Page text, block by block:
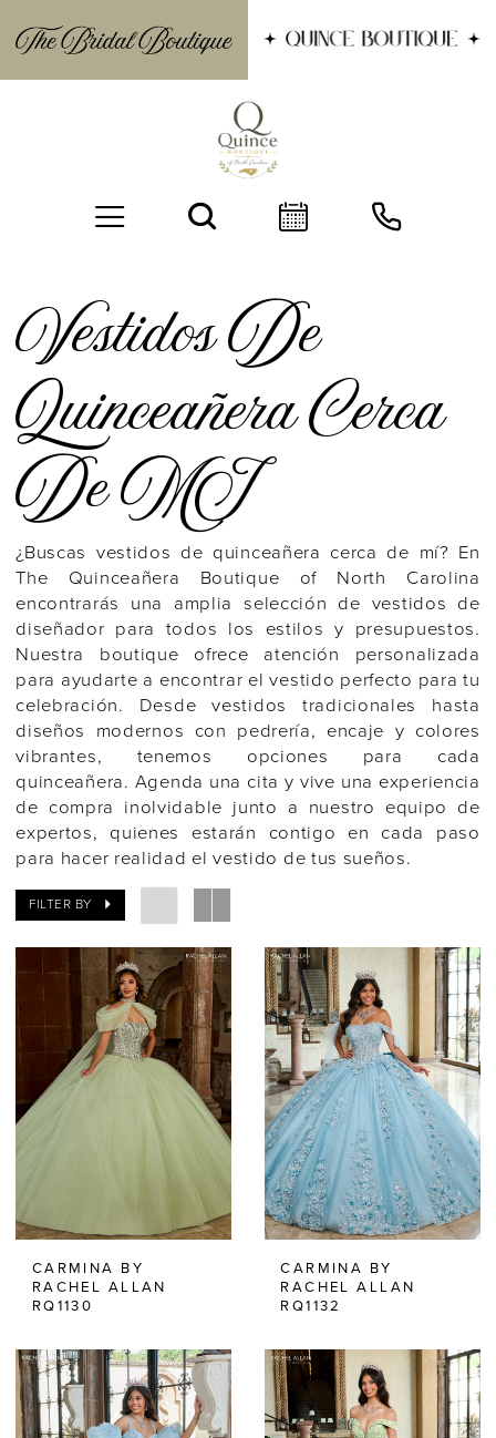
BOOK AN APPOINTMENT
Vestidos De
Quinceañera Cerca
De MI
¿Buscas vestidos de quinceañera cerca de mí? En
The Quinceañera Boutique of North Carolina
encontrarás una amplia selección de vestidos de
diseñador para todos los estilos y presupuestos.
Nuestra boutique ofrece atención personalizada
para ayudarte a encontrar el vestido perfecto para tu
celebración. Desde vestidos tradicionales hasta
diseños modernos con pedrería, encaje y colores
vibrantes, tenemos opciones para cada
quinceañera. Agenda una cita y vive una experiencia
de compra inolvidable junto a nuestro equipo de
expertos, quienes estarán contigo en cada paso
para hacer realidad el vestido de tus sueños.
FILTER BY
CARMINA BY
RACHEL ALLAN
RQ1130
CARMINA BY
RACHEL ALLAN
RQ1132